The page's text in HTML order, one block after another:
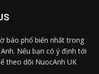
báo phổ biến nhất trong
Nếu bạn có ý định tới
theo dõi NuocAnh UK